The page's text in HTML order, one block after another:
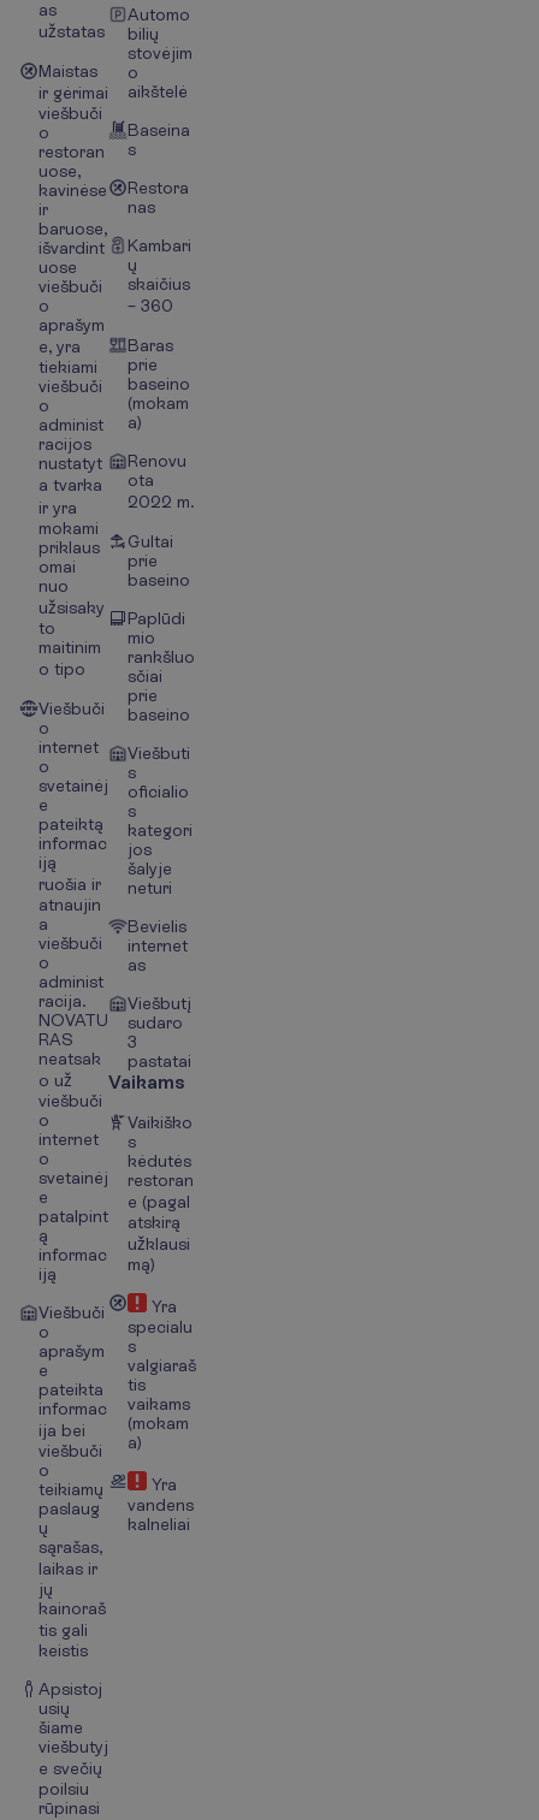
as
užstatas
Maistas
ir gėrimai
viešbuči
o
restoran
uose,
kavinėse
ir
baruose,
išvardint
uose
viešbuči
o
aprašym
e, yra
tiekiami
viešbuči
o
administ
racijos
nustatyt
a tvarka
ir yra
mokami
priklaus
omai
nuo
užsisaky
to
maitinim
o tipo
Viešbuči
o
internet
o
svetainėj
e
pateiktą
informac
iją
ruošia ir
atnaujin
a
viešbuči
o
administ
racija.
NOVATU
RAS
neatsak
o už
viešbuči
o
internet
o
svetainėj
e
patalpint
ą
informac
iją
Viešbuči
o
aprašym
e
pateikta
informac
ija bei
viešbuči
o
teikiamų
paslaug
ų
sąrašas,
laikas ir
jų
kainoraš
tis gali
keistis
Apsistoj
usių
šiame
viešbutyj
e svečių
poilsiu
rūpinasi
Automo
bilių
stovėjim
o
aikštelė
Baseina
s
Restora
nas
Kambari
ų
skaičius
– 360
Baras
prie
baseino
(mokam
a)
Renovu
ota
2022 m.
Gultai
prie
baseino
Paplūdi
mio
rankšluo
sčiai
prie
baseino
Viešbuti
s
oficialio
s
kategori
jos
šalyje
neturi
Bevielis
internet
as
Viešbutį
sudaro
3
pastatai
Vaikams
Vaikiško
s
kėdutės
restoran
e (pagal
atskirą
užklausi
mą)
Yra
specialu
s
valgiaraš
tis
vaikams
(mokam
a)
Yra
vandens
kalneliai